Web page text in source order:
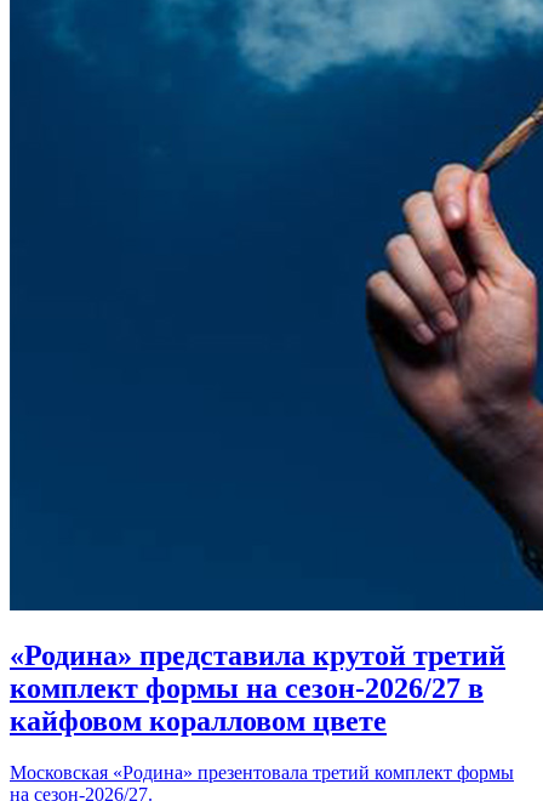
«Родина» представила крутой третий
комплект формы на сезон-2026/27 в
кайфовом коралловом цвете
Московская «Родина» презентовала третий комплект формы
на сезон-2026/27.